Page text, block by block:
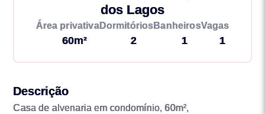
dos Lagos
Área privativa
60m²
Dormitórios
2
Banheiros
1
Vagas
1
Descrição
Casa de alvenaria em condomínio, 60m²,